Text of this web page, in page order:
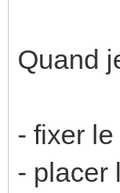
Quand
- fixer
- placer